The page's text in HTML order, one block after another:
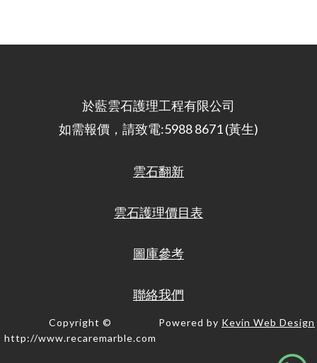
於藍雲石護理工程有限公司
如需報價，請致電:5988 8671 (黃生)​
雲石翻新
雲石護理價目表
圖庫參考
聯絡我們
Copyright ©
http://www.recaremarble.com
Powered by Kevin Web Design